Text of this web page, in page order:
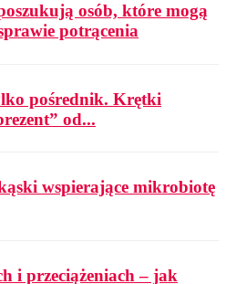
osób, które mogą
potrącenia
pośrednik. Krętki
od...
wspierające mikrobiotę
i przeciążeniach – jak